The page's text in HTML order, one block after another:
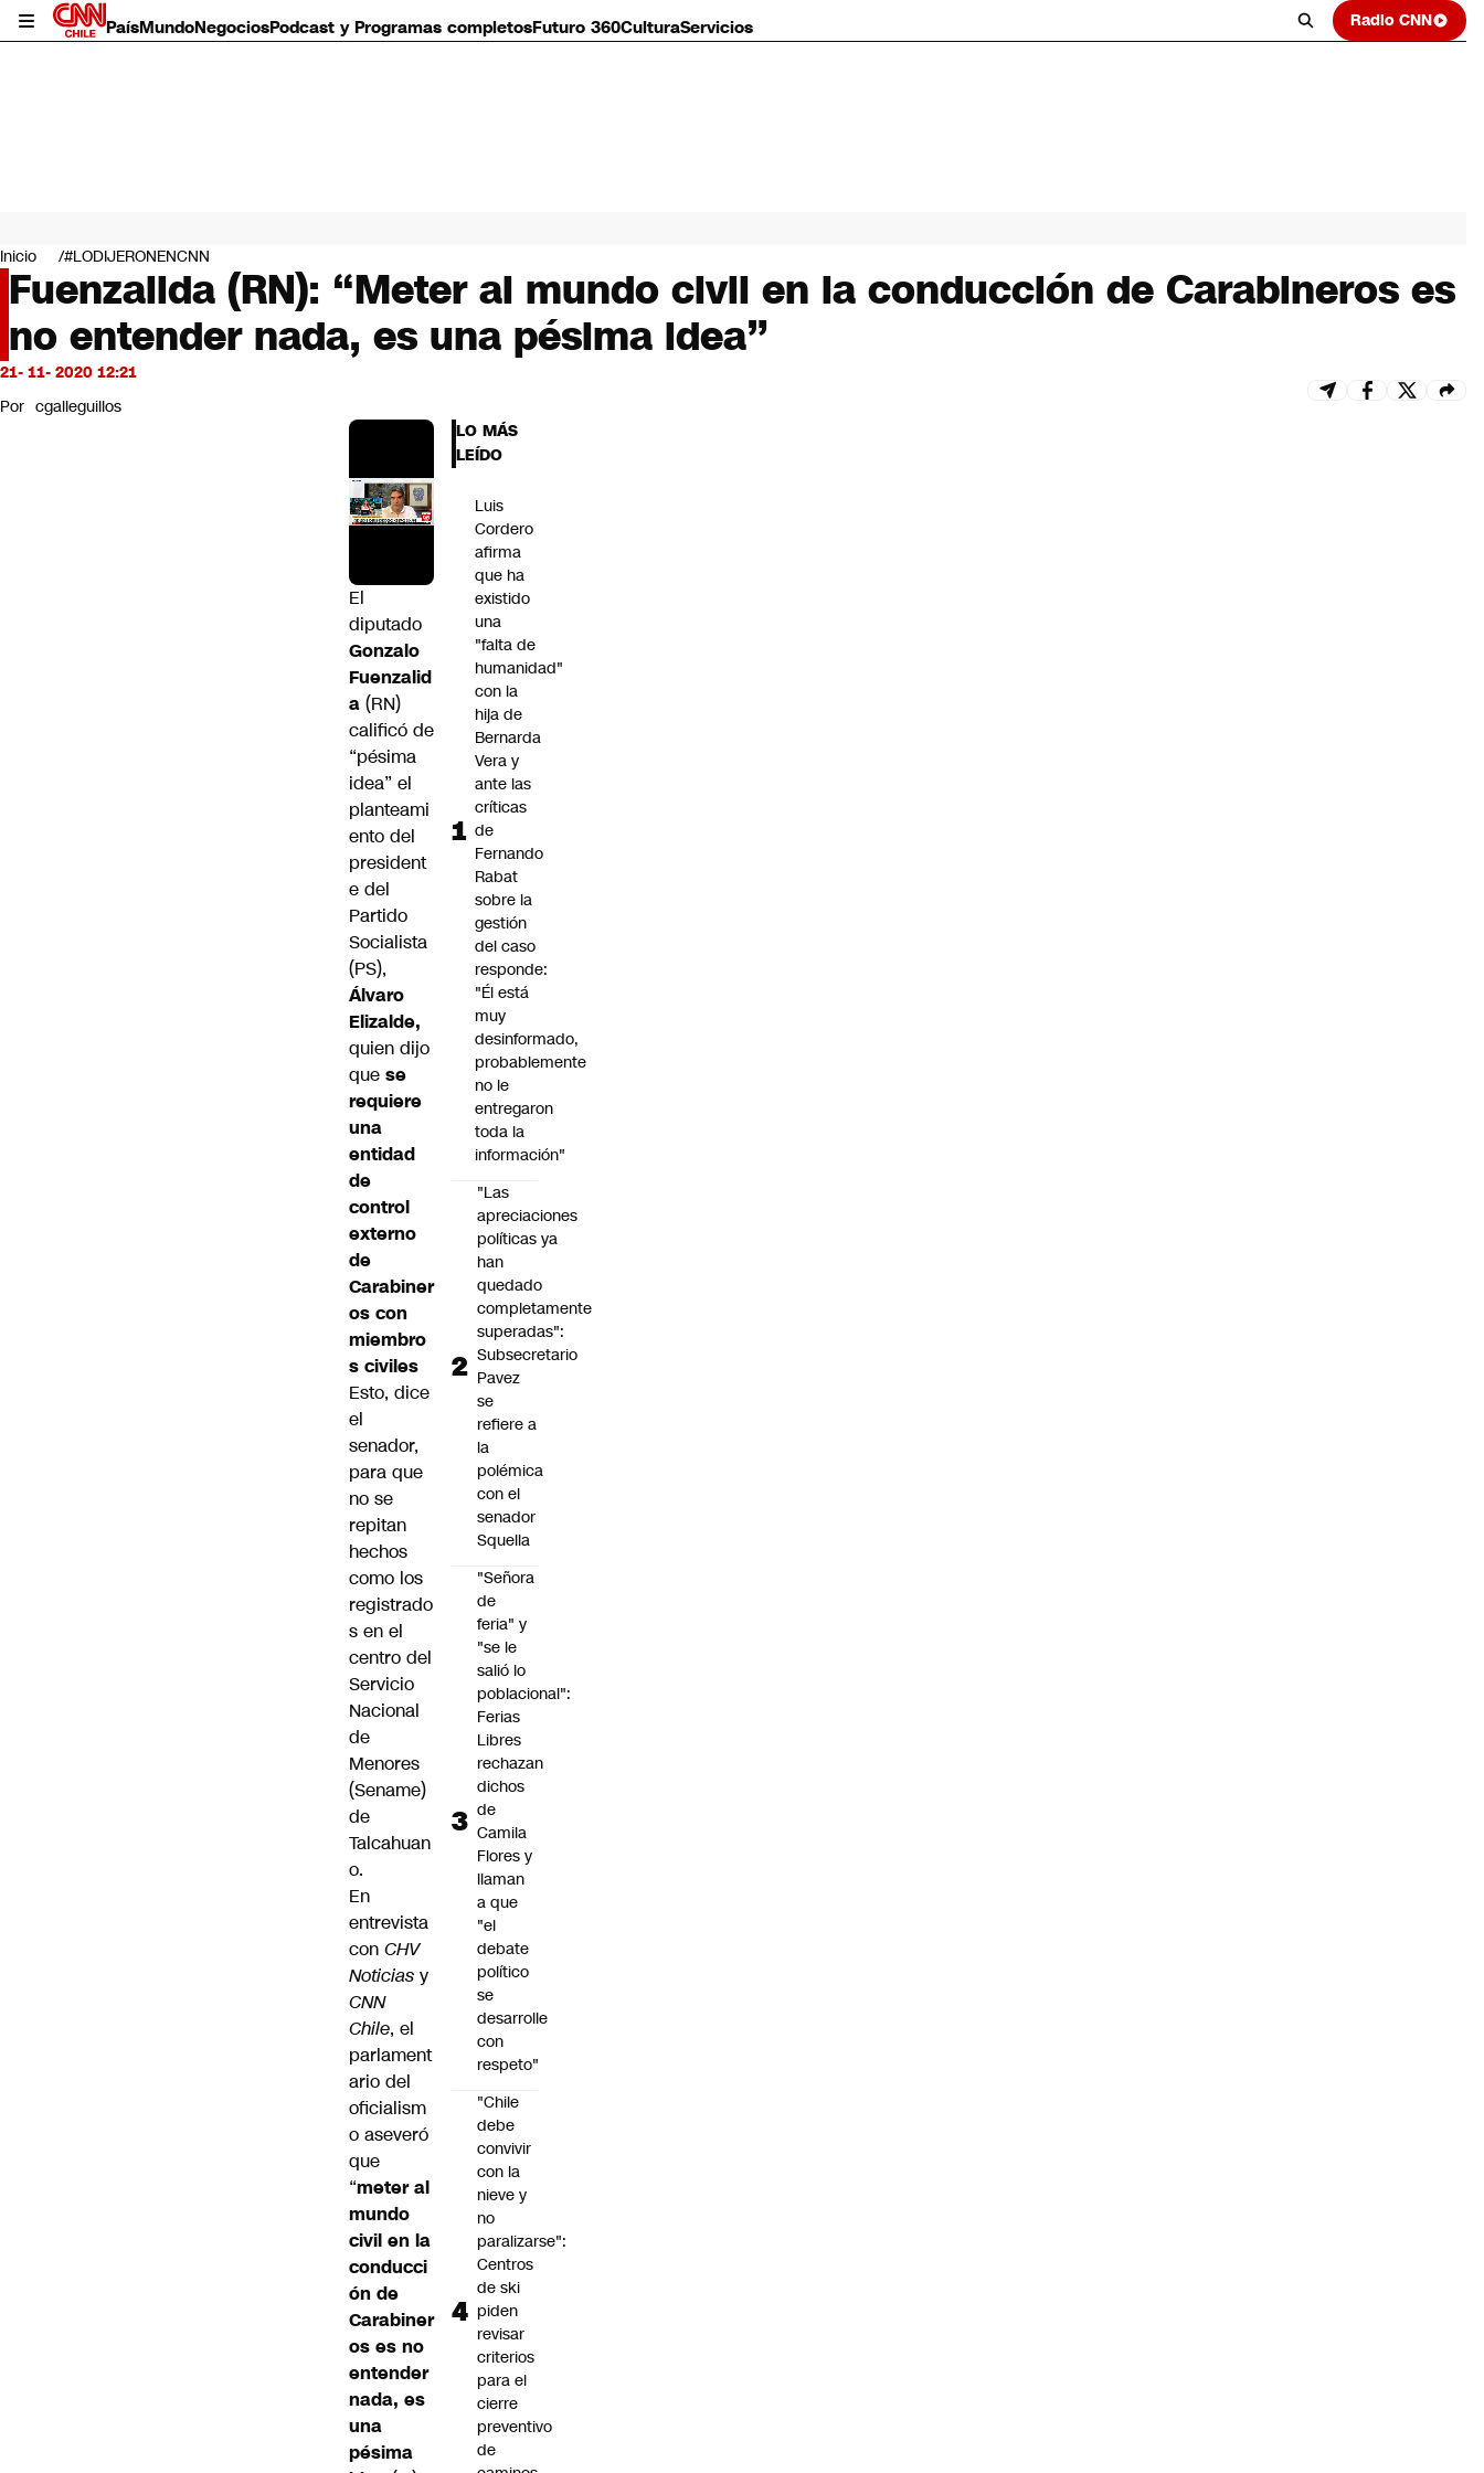
PaísMundoNegociosPodcast y Programas completosFuturo 360CulturaServicios Radio CNN
Mundo
Negocios
Deportes
Programas completos
Cultura
Servicios
CNN Data
Inicio #LODIJERONENCNN
Fuenzalida (RN): “Meter al mundo civil en la conducción de Carabineros es
no entender nada, es una pésima idea”
21- 11- 2020 12:21
Por cgalleguillos
El
diputado
Gonzalo
Fuenzalid
a (RN)
calificó de
“pésima
idea” el
planteami
ento del
president
e del
Partido
Socialista
(PS),
Álvaro
Elizalde,
quien dijo
que se
requiere
una
entidad
de
control
externo
de
Carabiner
os con
miembro
s civiles
Esto, dice
el
senador,
para que
no se
repitan
hechos
como los
registrado
s en el
centro del
Servicio
Nacional
de
Menores
(Sename)
de
Talcahuan
o.
En
entrevista
con CHV
Noticias y
CNN
Chile, el
parlament
ario del
oficialism
o aseveró
que
“meter al
mundo
civil en la
conducci
ón de
Carabiner
os es no
entender
nada, es
una
pésima
LO MÁS
LEÍDO
Luis
Cordero
afirma
que ha
existido
una
"falta de
humanidad"
con la
hija de
Bernarda
Vera y
ante las
críticas
de
Fernando
Rabat
sobre la
gestión
del caso
responde:
"Él está
muy
desinformado,
probablemente
no le
entregaron
toda la
información"
"Las
apreciaciones
políticas ya
han
quedado
completamente
superadas":
Subsecretario
Pavez
se
refiere a
la
polémica
con el
senador
Squella
"Señora
de
feria" y
"se le
salió lo
poblacional":
Ferias
Libres
rechazan
dichos
de
Camila
Flores y
llaman
a que
"el
debate
político
se
desarrolle
con
respeto"
"Chile
debe
convivir
con la
nieve y
no
paralizarse":
Centros
de ski
piden
revisar
criterios
para el
cierre
preventivo
de